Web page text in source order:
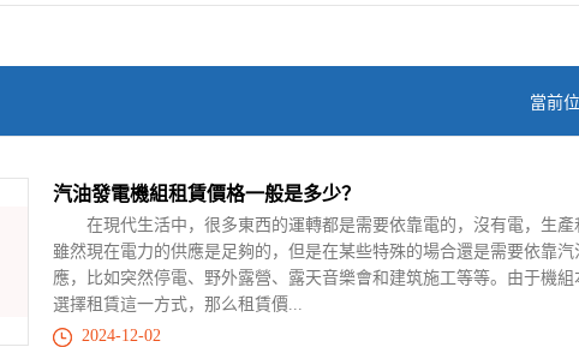
當前位
汽油發電機組租賃價格一般是多少？
在現代生活中，很多東西的運轉都是需要依靠電的，沒有電，生產
雖然現在電力的供應是足夠的，但是在某些特殊的場合還是需要依靠
應，比如突然停電、野外露營、露天音樂會和建筑施工等等。由于機
選擇租賃這一方式，那么租賃價...
2024-12-02